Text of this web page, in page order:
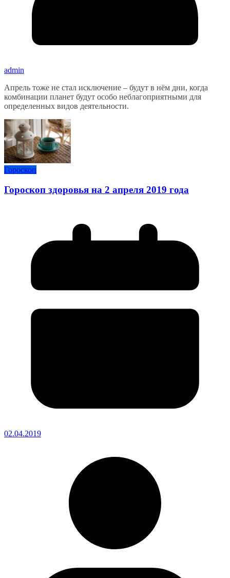
admin
Апрель тоже не стал исключение – будут в нём дни, когда
комбинации планет будут особо неблагоприятными для
определенных видов деятельности.
Гороскоп
Гороскоп здоровья на 2 апреля 2019 года
02.04.2019